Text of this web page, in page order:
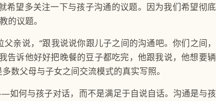
望多关注一下与孩子沟通的议题。因为我们希望彻底
的议题。
亲说，“跟我说说你跟儿子之间的沟通吧。你们之间，
告诉他好好把晚餐的豆子都吃完，他跟我说，他想要辆
数父母与子女之间交流模式的真实写照。
何与孩子对话，而不是满足于自说自话。沟通是与孩